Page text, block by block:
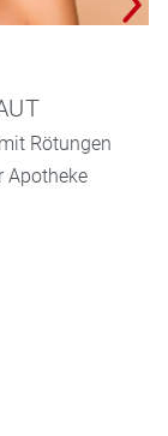
Rötungen
Apotheke